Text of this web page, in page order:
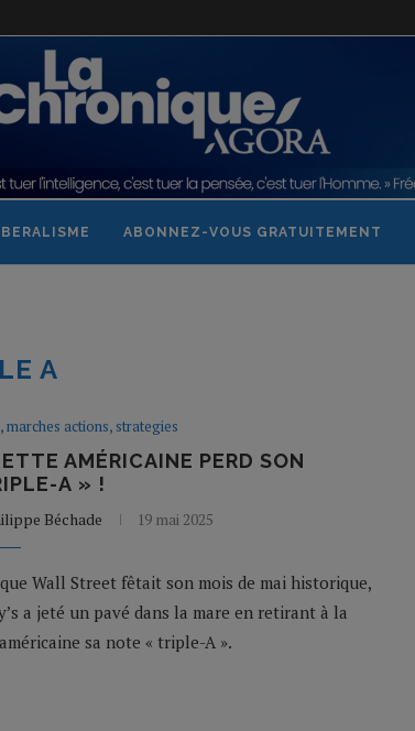
ABONNEZ-VOUS GRATUITEMENT
A
marches actions, strategies
AMÉRICAINE PERD SON
A » !
Béchade 19 mai 2025
Wall Street fêtait son mois de mai historique,
a jeté un pavé dans la mare en retirant à la
sa note « triple-A ».